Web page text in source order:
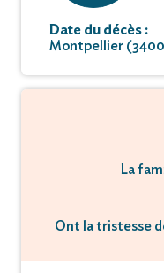
Date du décès :
Montpellier
La
Ont la tristesse